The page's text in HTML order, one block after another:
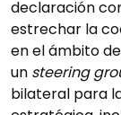
declaración
estrechar la
en el ámbito
un steering
bilateral para